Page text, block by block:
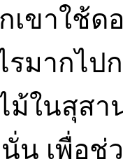
ขาใช้ด
รมากไ
ม้ในสุส
น เพื่อช่